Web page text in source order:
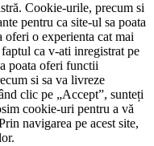
Cookie-urile, precum si
pentru ca site-ul sa poata
o experienta cat mai
ca v-ati inregistrat pe
poata oferi functii
si sa va livreze
clic pe „Accept”, sunteți
cookie-uri pentru a vă
navigarea pe acest site,